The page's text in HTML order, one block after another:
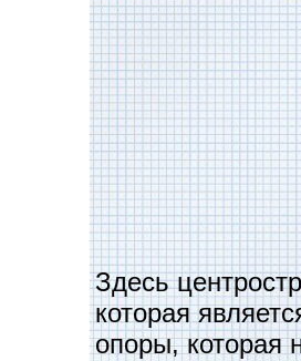
Здесь
которая
опоры, которая